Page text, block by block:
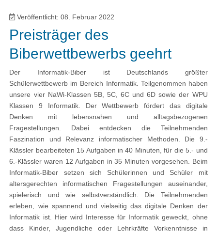
Veröffentlicht: 08. Februar 2022
Preisträger des
Biberwettbewerbs geehrt
Der Informatik-Biber ist Deutschlands größter
Schülerwettbewerb im Bereich Informatik. Teilgenommen haben
unsere vier NaWi-Klassen 5B, 5C, 6C und 6D sowie der WPU
Klassen 9 Informatik. Der Wettbewerb fördert das digitale
Denken mit lebensnahen und alltagsbezogenen
Fragestellungen. Dabei entdecken die Teilnehmenden
Faszination und Relevanz informatischer Methoden. Die 9.-
Klässler bearbeiteten 15 Aufgaben in 40 Minuten, für die 5.- und
6.-Klässler waren 12 Aufgaben in 35 Minuten vorgesehen. Beim
Informatik-Biber setzen sich Schülerinnen und Schüler mit
altersgerechten informatischen Fragestellungen auseinander,
spielerisch und wie selbstverständlich. Die Teilnehmenden
erleben, wie spannend und vielseitig das digitale Denken der
Informatik ist. Hier wird Interesse für Informatik geweckt, ohne
dass Kinder, Jugendliche oder Lehrkräfte Vorkenntnisse in